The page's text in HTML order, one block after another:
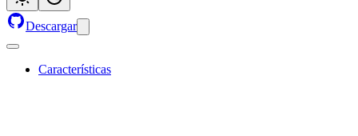
Descargar
Características